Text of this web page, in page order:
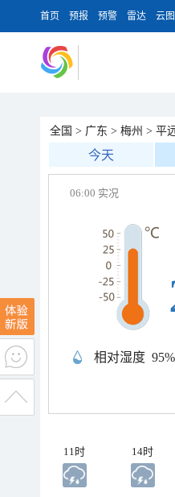
首页 预报 预警 雷达 云图
全国 > 广东 > 梅州 > 平
今天
06:00 实况
相对湿度 95%
11时 14时